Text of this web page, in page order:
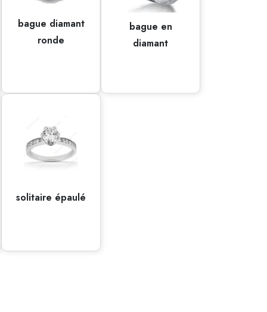
bague diamant
ronde
bague en
diamant
solitaire épaulé